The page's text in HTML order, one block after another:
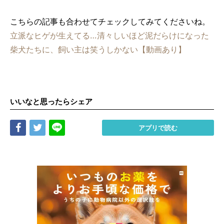
こちらの記事も合わせてチェックしてみてくださいね。
立派なヒゲが生えてる…清々しいほど泥だらけになった
柴犬たちに、飼い主は笑うしかない【動画あり】
いいなと思ったらシェア
Share Tweet アプリで読む